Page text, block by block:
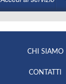
CHI SIAMO
CONTATTI